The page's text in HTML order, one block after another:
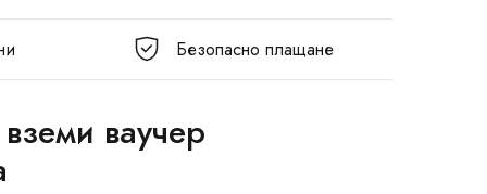
Безопасно плащане
ваучер